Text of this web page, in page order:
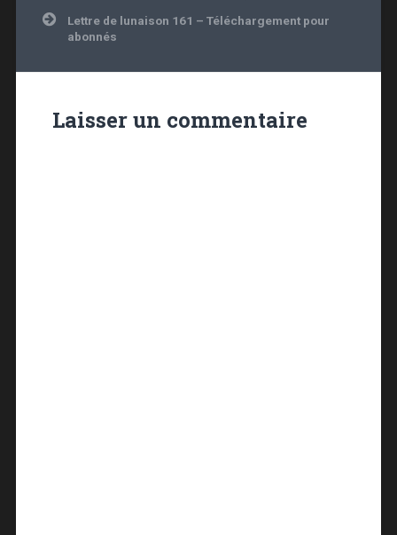
Lettre de lunaison 161 – Téléchargement pour
abonnés
Laisser un commentaire